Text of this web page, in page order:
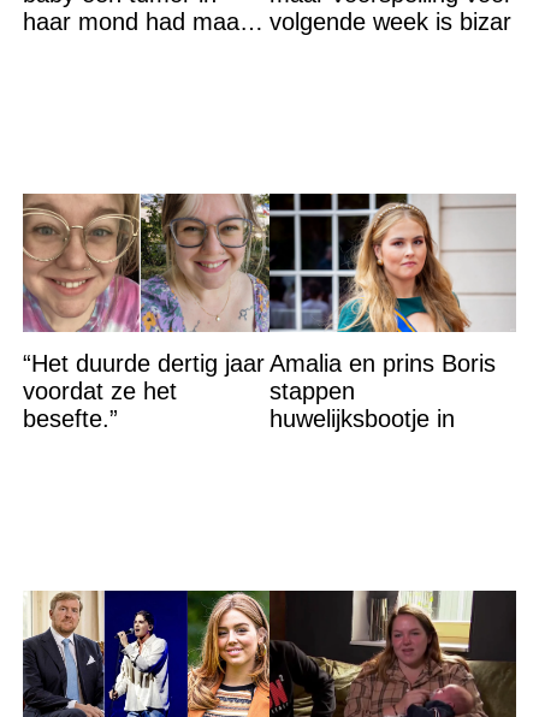
haar mond had maar
volgende week is bizar
“Het duurde dertig jaar
voordat ze het
besefte.”
Amalia en prins Boris
stappen
huwelijksbootje in